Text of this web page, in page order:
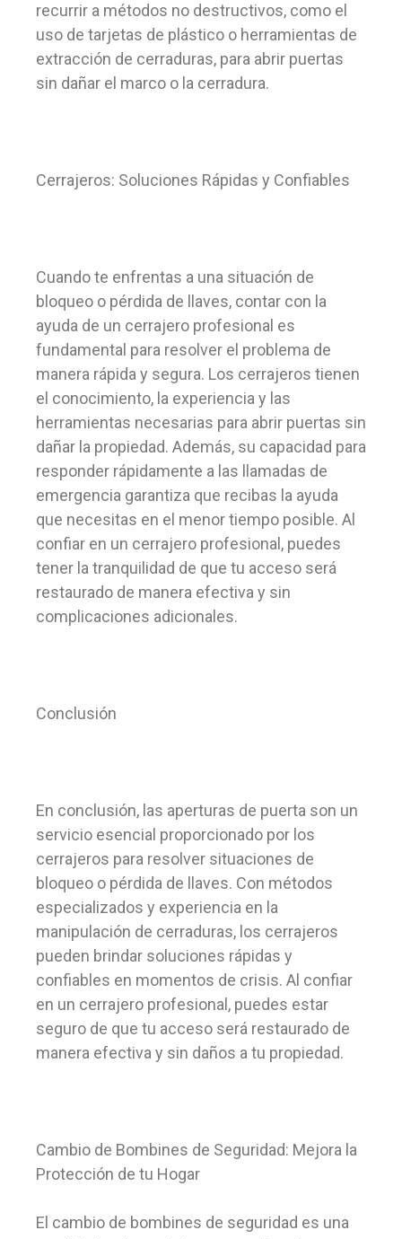
recurrir a métodos no destructivos, como el
uso de tarjetas de plástico o herramientas de
extracción de cerraduras, para abrir puertas
sin dañar el marco o la cerradura.
Cerrajeros: Soluciones Rápidas y Confiables
Cuando te enfrentas a una situación de
bloqueo o pérdida de llaves, contar con la
ayuda de un cerrajero profesional es
fundamental para resolver el problema de
manera rápida y segura. Los cerrajeros tienen
el conocimiento, la experiencia y las
herramientas necesarias para abrir puertas sin
dañar la propiedad. Además, su capacidad para
responder rápidamente a las llamadas de
emergencia garantiza que recibas la ayuda
que necesitas en el menor tiempo posible. Al
confiar en un cerrajero profesional, puedes
tener la tranquilidad de que tu acceso será
restaurado de manera efectiva y sin
complicaciones adicionales.
Conclusión
En conclusión, las aperturas de puerta son un
servicio esencial proporcionado por los
cerrajeros para resolver situaciones de
bloqueo o pérdida de llaves. Con métodos
especializados y experiencia en la
manipulación de cerraduras, los cerrajeros
pueden brindar soluciones rápidas y
confiables en momentos de crisis. Al confiar
en un cerrajero profesional, puedes estar
seguro de que tu acceso será restaurado de
manera efectiva y sin daños a tu propiedad.
Cambio de Bombines de Seguridad: Mejora la
Protección de tu Hogar
El cambio de bombines de seguridad es una